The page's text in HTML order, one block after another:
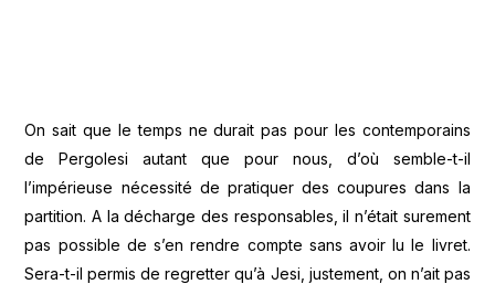
On sait que le temps ne durait pas pour les contemporains
de Pergolesi autant que pour nous, d’où semble-t-il
l’impérieuse nécessité de pratiquer des coupures dans la
partition. A la décharge des responsables, il n’était surement
pas possible de s’en rendre compte sans avoir lu le livret.
Sera-t-il permis de regretter qu’à Jesi, justement, on n’ait pas